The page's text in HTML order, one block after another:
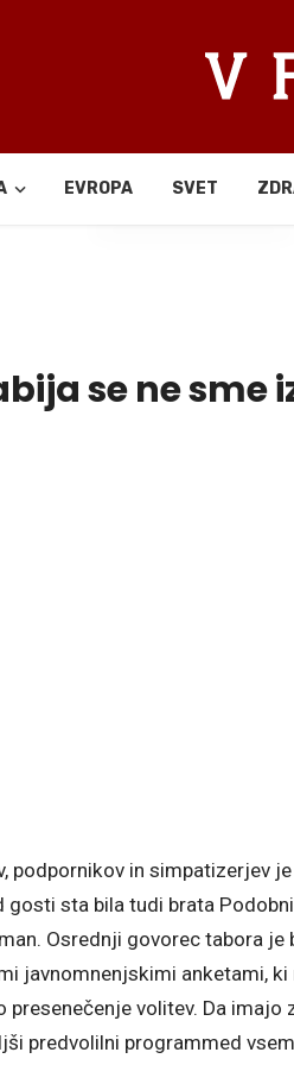
EVROPA SVET
Deli
se ne sme
podpornikov in simpatizerjev
sta bila tudi brata
Osrednji govorec tabora je
javnomnenjskimi anketami,
presenečenje volitev. Da
predvolilni programmed